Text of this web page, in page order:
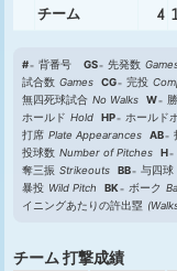
チーム 4
# 背番号 GS 先発数
試合数 Games CG 完投
無四死球試合 No Walks W
ホールド Hold HP ホールド
打席 Plate Appearances AB
投球数 Number of Pitches H
奪三振 Strikeouts BB 与四球
暴投 Wild Pitch BK ボーク
イニングあたりの許出塁
チーム 打撃成績